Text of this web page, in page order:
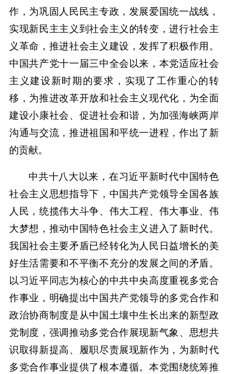
作，为巩固人民民主专政，发展爱国统一战线，
实现新民主主义到社会主义的转变，进行社会主
义革命，推进社会主义建设，发挥了积极作用。
中国共产党十一届三中全会以来，本党适应社会
主义建设新时期的要求，实现了工作重心的转
移，为推进改革开放和社会主义现代化，为全面
建设小康社会、促进社会和谐，为加强海峡两岸
沟通与交流，推进祖国和平统一进程，作出了新
的贡献。
中共十八大以来，在习近平新时代中国特色
社会主义思想指导下，中国共产党领导全国各族
人民，统揽伟大斗争、伟大工程、伟大事业、伟
大梦想，推动中国特色社会主义进入了新时代。
我国社会主要矛盾已经转化为人民日益增长的美
好生活需要和不平衡不充分的发展之间的矛盾。
以习近平同志为核心的中共中央高度重视多党合
作事业，明确提出中国共产党领导的多党合作和
政治协商制度是从中国土壤中生长出来的新型政
党制度，强调推动多党合作展现新气象、思想共
识取得新提高、履职尽责展现新作为，为新时代
多党合作事业提供了根本遵循。本党围绕统筹推